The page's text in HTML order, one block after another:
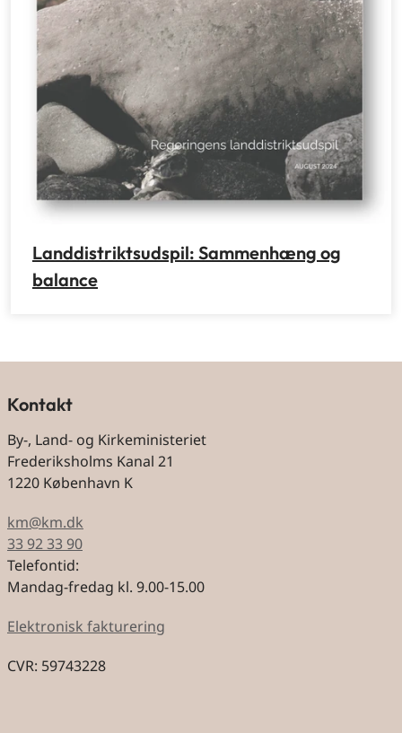
Landdistriktsudspil: Sammenhæng og
balance
Kontakt
By-, Land- og Kirkeministeriet
Frederiksholms Kanal 21
1220 København K
km@km.dk
33 92 33 90
Telefontid:
Mandag-fredag kl. 9.00-15.00
Elektronisk fakturering
CVR: 59743228